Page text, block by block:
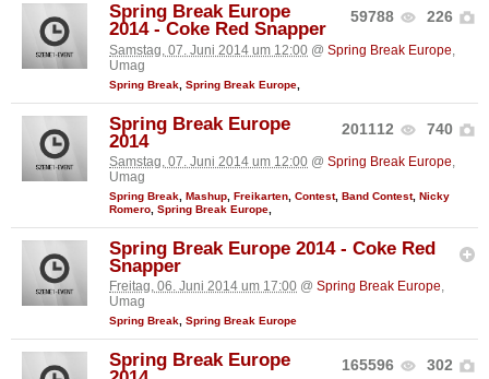
59788 226
Spring Break Europe
2014 - Coke Red Snapper
Samstag, 07. Juni 2014 um 12:00 @ Spring Break Europe
Umag
Spring Break Spring Break Europe
201112 740
Spring Break Europe
2014
Samstag, 07. Juni 2014 um 12:00 @ Spring Break Europe,
Umag
Spring Break Mashup Freikarten Contest, Band Contest, Nicky
Romero Spring Break Europe
Spring Break Europe 2014 - Coke Red
Snapper
Freitag, 06. Juni 2014 um 17:00 @ Spring Break Europe,
Umag
Spring Break, Spring Break Europe
165596 302
Spring Break Europe